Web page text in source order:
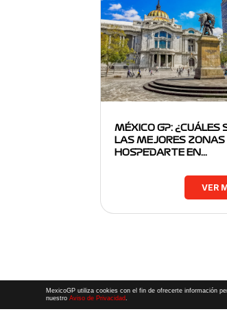
MÉXICO GP: ¿CUÁLES
LAS MEJORES ZONAS
HOSPEDARTE EN…
VER
MexicoGP utiliza cookies con el fin de ofrecerte información
nuestroAviso de Privacidad.